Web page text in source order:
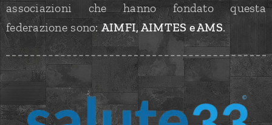
associazioni che hanno fondato questa
federazione sono:AIMFI, AIMTES e AMS.